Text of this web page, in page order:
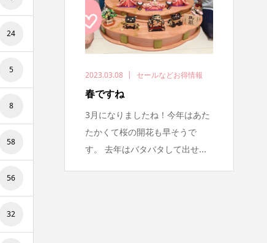
2023.03.08 セールなどお得情報
春ですね
3月になりましたね！今年はあた
たかくて桜の開花も早そうで
す。 去年はバタバタして出せ...
24
5
8
58
56
32